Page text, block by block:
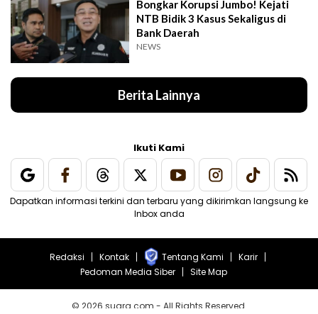
Bongkar Korupsi Jumbo! Kejati
NTB Bidik 3 Kasus Sekaligus di
Bank Daerah
NEWS
Berita Lainnya
Ikuti Kami
Dapatkan informasi terkini dan terbaru yang dikirimkan langsung ke
Inbox anda
Redaksi Kontak Tentang Kami
Karir
Pedoman Media Siber
Site Map
© 2026 suara.com - All Rights Reserved.